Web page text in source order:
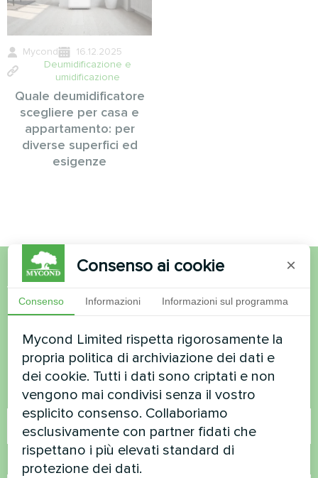
Mycond
16.12.2025
Deumidificazione e
umidificazione
Quale deumidificatore
scegliere per casa e
appartamento: per
diverse superfici ed
esigenze
Volete acquistare o avete
domande?
Contattateci e vi aiuteremo
Nome
Numero di telefono
Consenso ai cookie ×
Consenso Informazioni Informazioni sul programma
Mycond Limited rispetta rigorosamente la
propria politica di archiviazione dei dati e
dei cookie. Tutti i dati sono criptati e non
vengono mai condivisi senza il vostro
esplicito consenso. Collaboriamo
esclusivamente con partner fidati che
rispettano i più elevati standard di
protezione dei dati.